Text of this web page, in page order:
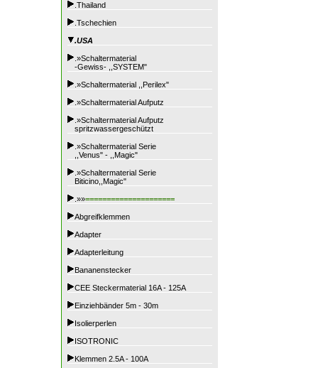
.Thailand
.Tschechien
.USA
.»Schaltermaterial
-Gewiss- ,,SYSTEM"
.»Schaltermaterial ,,Perilex"
.»Schaltermaterial Aufputz
.»Schaltermaterial Aufputz
spritzwassergeschützt
.»Schaltermaterial Serie
,,Venus" - ,,Magic"
.»Schaltermaterial Serie
Biticino,,Magic"
.»»=====================
Abgreifklemmen
Adapter
Adapterleitung
Bananenstecker
CEE Steckermaterial 16A - 125A
Einziehbänder 5m - 30m
Isolierperlen
ISOTRONIC
Klemmen 2.5A - 100A